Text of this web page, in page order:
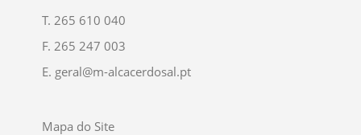
T. 265 610 040
F. 265 247 003
E. geral@m-alcacerdosal.pt
Mapa do Site